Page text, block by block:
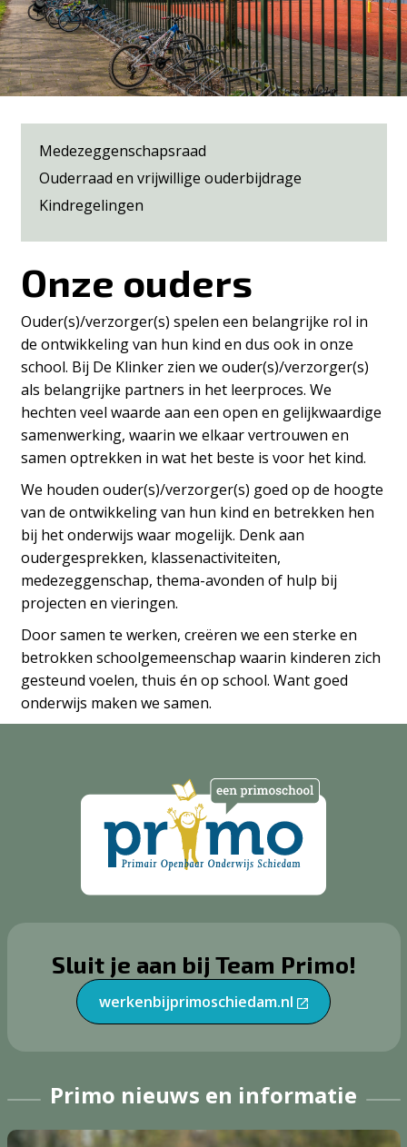
Medezeggenschapsraad
Ouderraad en vrijwillige ouderbijdrage
Kindregelingen
Onze ouders
Ouder(s)/verzorger(s) spelen een belangrijke rol in
de ontwikkeling van hun kind en dus ook in onze
school. Bij De Klinker zien we ouder(s)/verzorger(s)
als belangrijke partners in het leerproces. We
hechten veel waarde aan een open en gelijkwaardige
samenwerking, waarin we elkaar vertrouwen en
samen optrekken in wat het beste is voor het kind.
We houden ouder(s)/verzorger(s) goed op de hoogte
van de ontwikkeling van hun kind en betrekken hen
bij het onderwijs waar mogelijk. Denk aan
oudergesprekken, klassenactiviteiten,
medezeggenschap, thema-avonden of hulp bij
projecten en vieringen.
Door samen te werken, creëren we een sterke en
betrokken schoolgemeenschap waarin kinderen zich
gesteund voelen, thuis én op school. Want goed
onderwijs maken we samen.
Sluit je aan bij Team Primo!
werkenbijprimoschiedam.nl
Primo nieuws en informatie